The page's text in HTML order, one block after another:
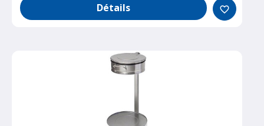
Détails favorite_border